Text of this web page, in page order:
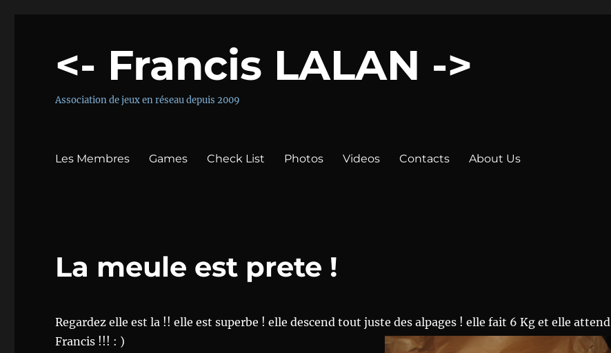
<- Francis LALAN ->
Association de jeux en réseau depuis 2009
Les Membres Games Check List Photos Videos Contacts About Us
La meule est prete !
Regardez elle est la !! elle est superbe ! elle descend tout juste des alpages ! elle fait 6 Kg et elle attend
Francis !!! : )